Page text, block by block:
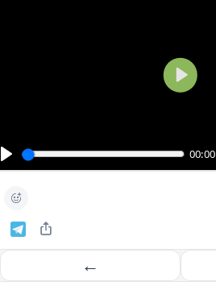
00:00
В
п
е
с
←